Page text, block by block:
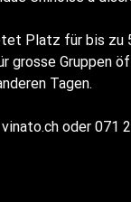
Platz für bis zu
grosse Gruppen
Tagen.
oder 071